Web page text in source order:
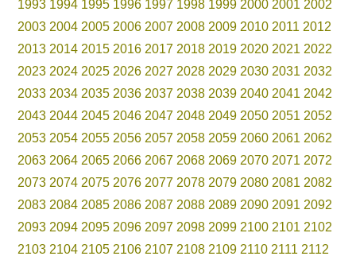
1993 1994 1995 1996 1997 1998 1999 2000 2001 2002
2003 2004 2005 2006 2007 2008 2009 2010 2011 2012
2013 2014 2015 2016 2017 2018 2019 2020 2021 2022
2023 2024 2025 2026 2027 2028 2029 2030 2031 2032
2033 2034 2035 2036 2037 2038 2039 2040 2041 2042
2043 2044 2045 2046 2047 2048 2049 2050 2051 2052
2053 2054 2055 2056 2057 2058 2059 2060 2061 2062
2063 2064 2065 2066 2067 2068 2069 2070 2071 2072
2073 2074 2075 2076 2077 2078 2079 2080 2081 2082
2083 2084 2085 2086 2087 2088 2089 2090 2091 2092
2093 2094 2095 2096 2097 2098 2099 2100 2101 2102
2103 2104 2105 2106 2107 2108 2109 2110 2111 2112